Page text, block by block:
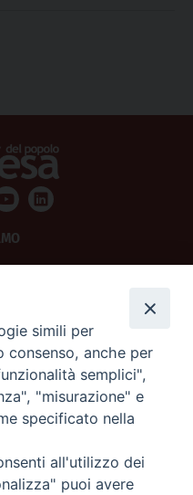
05125420280
pubblici all'editoria.
Italiana Settimanali Cattolici)
Pubblicitaria) accettando il Codice
Commerciale.
simili per
anche per
semplici",
"misurazione" e
specificato nella
all'utilizzo dei
puoi avere